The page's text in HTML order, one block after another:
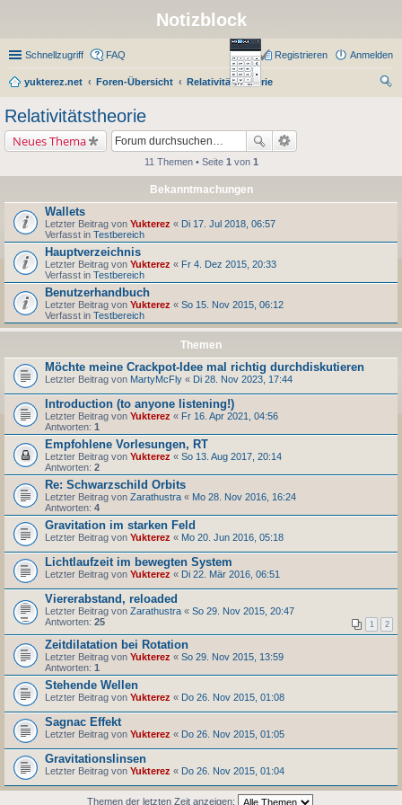
Notizblock
Schnellzugriff FAQ Anmelden
Registrieren
yukterez.net Foren-Übersicht
Relativitätstheorie
Relativitätstheorie
Neues Thema
11 Themen • Seite 1 von 1
Bekanntmachungen
Wallets
Letzter Beitrag von Yukterez « Di 17. Jul 2018, 06:57
Verfasst in Testbereich
Hauptverzeichnis
Letzter Beitrag von Yukterez « Fr 4. Dez 2015, 20:33
Verfasst in Testbereich
Benutzerhandbuch
Letzter Beitrag von Yukterez « So 15. Nov 2015, 06:12
Verfasst in Testbereich
Themen
Möchte meine Crackpot-Idee mal richtig durchdiskutieren
Letzter Beitrag von MartyMcFly « Di 28. Nov 2023, 17:44
Introduction (to anyone listening!)
Letzter Beitrag von Yukterez « Fr 16. Apr 2021, 04:56
Antworten: 1
Empfohlene Vorlesungen, RT
Letzter Beitrag von Yukterez « So 13. Aug 2017, 20:14
Antworten: 2
Re: Schwarzschild Orbits
Letzter Beitrag von Zarathustra « Mo 28. Nov 2016, 16:24
Antworten: 4
Gravitation im starken Feld
Letzter Beitrag von Yukterez « Mo 20. Jun 2016, 05:18
Lichtlaufzeit im bewegten System
Letzter Beitrag von Yukterez « Di 22. Mär 2016, 06:51
Viererabstand, reloaded
Letzter Beitrag von Zarathustra « So 29. Nov 2015, 20:47
Antworten: 25 1 2
Zeitdilatation bei Rotation
Letzter Beitrag von Yukterez « So 29. Nov 2015, 13:59
Antworten: 1
Stehende Wellen
Letzter Beitrag von Yukterez « Do 26. Nov 2015, 01:08
Sagnac Effekt
Letzter Beitrag von Yukterez « Do 26. Nov 2015, 01:05
Gravitationslinsen
Letzter Beitrag von Yukterez « Do 26. Nov 2015, 01:04
Themen der letzten Zeit anzeigen: